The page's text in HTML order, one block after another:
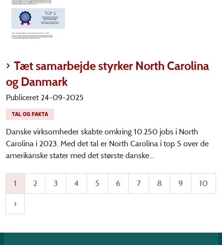
Tæt samarbejde styrker North Carolina
og Danmark
Publiceret 24-09-2025
TAL OG FAKTA
Danske virksomheder skabte omkring 10.250 jobs i North
Carolina i 2023. Med det tal er North Carolina i top 5 over de
amerikanske stater med det største danske...
1 2 3 4 5 6 7 8 9 10